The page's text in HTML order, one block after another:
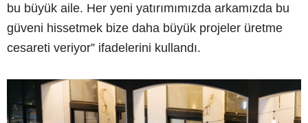
bu büyük aile. Her yeni yatırımımızda arkamızda bu
güveni hissetmek bize daha büyük projeler üretme
cesareti veriyor” ifadelerini kullandı.